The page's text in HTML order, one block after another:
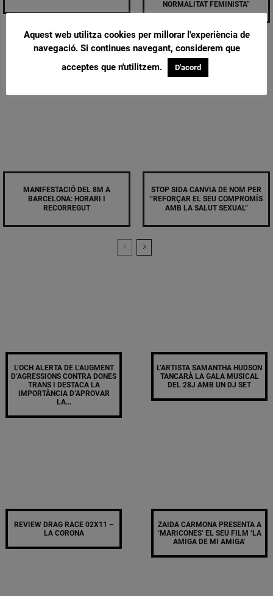
NORMALITAT FEMINISTA”
MANIFESTACIÓ DEL 8M A
BARCELONA: HORARI I
RECORREGUT
STOP SIDA CANVIA DE NOM PER
“REFORÇAR EL SEU COMPROMÍS
AMB LA SALUT SEXUAL”
L’OCH ALERTA DE L’AUGMENT
D’AGRESSIONS CONTRA DONES
TRANS I DESTACA LA
IMPORTÀNCIA D’APROVAR
LA...
L’ARTISTA SAMANTHA HUDSON
TANCARÀ LA GALA MUSICAL
DEL 28J AMB UN DJ SET
REVIEW DRAG RACE 02X11 –
LA CORONA
ZAIDA CARMONA PRESENTA A
‘MARICONES’ EL SEU FILM ‘LA
AMIGA DE MI AMIGA’
Aquest web utilitza cookies per millorar l'experiència de
navegació. Si continues navegant, considerem que
acceptes que n'utilitzem.
D'acord